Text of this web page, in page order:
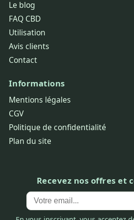
Le blog
FAQ CBD
Utilisation
Avis clients
Contact
Informations
Mentions légales
CGV
Politique de confidentialité
Plan du site
Recevez nos offres et